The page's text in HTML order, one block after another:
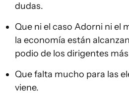
dudas.
Que ni el caso Adorni ni el
la economía están
podio de los dirigentes
Que falta mucho para las
viene.